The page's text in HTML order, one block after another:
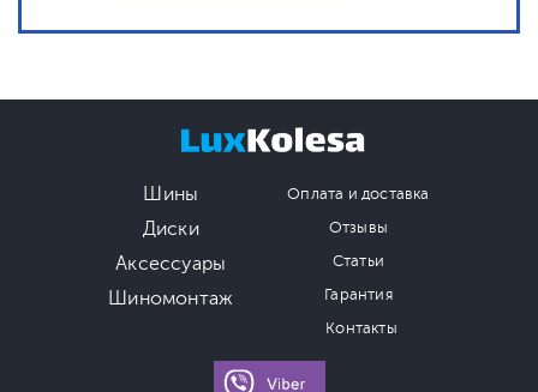
Шины
Диски
Аксессуары
Шиномонтаж
Оплата и доставка
Отзывы
Статьи
Гарантия
Контакты